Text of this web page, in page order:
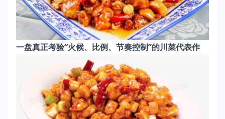
一盘真正考验“火候、比例、节奏控制”的川菜代表作